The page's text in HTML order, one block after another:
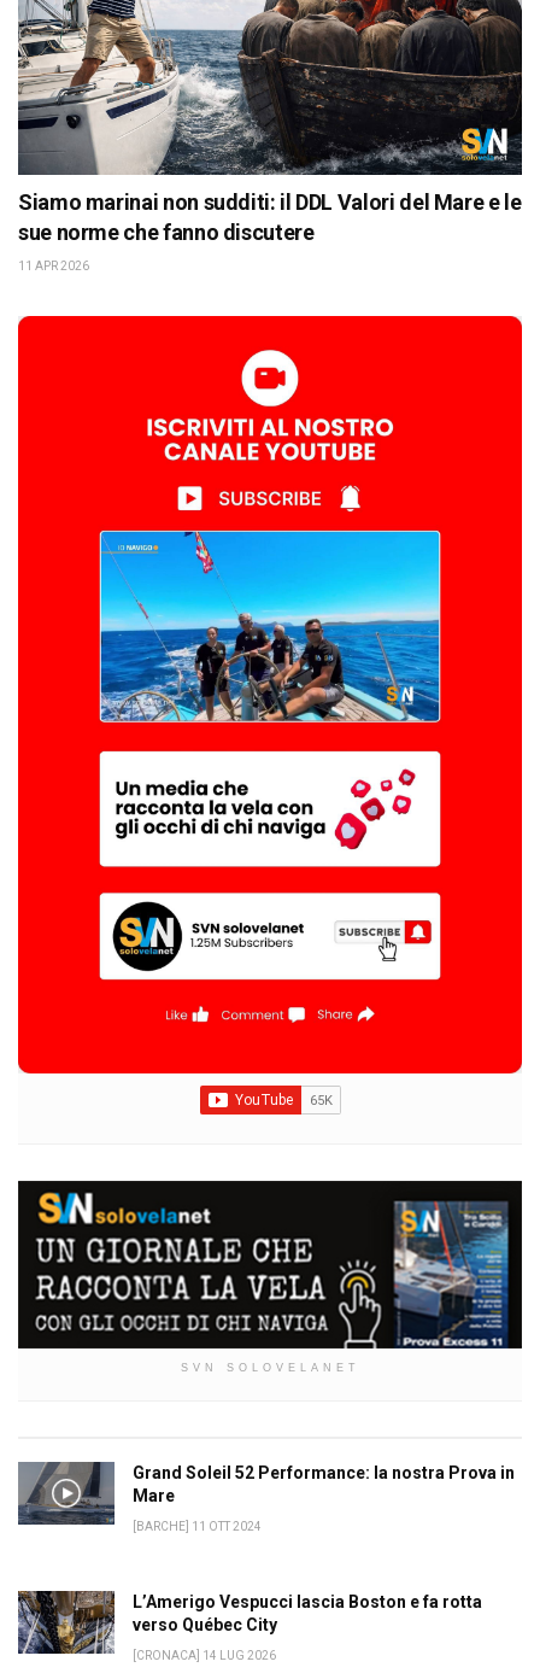
Siamo marinai non sudditi: il DDL Valori del Mare e le
sue norme che fanno discutere
11 APR 2026
SVN SOLOVELANET
Grand Soleil 52 Performance: la nostra Prova in
Mare
[BARCHE] 11 OTT 2024
L’Amerigo Vespucci lascia Boston e fa rotta
verso Québec City
[CRONACA] 14 LUG 2026